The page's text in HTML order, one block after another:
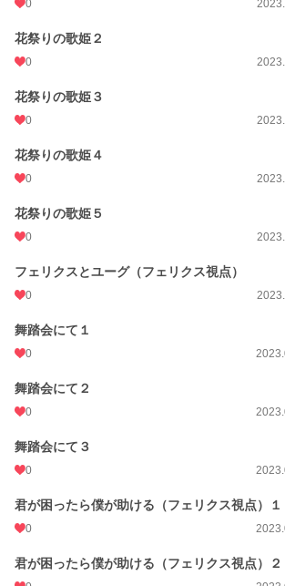
0
花祭りの歌姫２
0
花祭りの歌姫３
0
花祭りの歌姫４
0
花祭りの歌姫５
0
フェリクスとユーグ（フェリクス視点）
0
舞踏会にて１
0
舞踏会にて２
0
舞踏会にて３
0
君が困ったら僕が助ける（フェリクス視点）１
0
君が困ったら僕が助ける（フェリクス視点）２